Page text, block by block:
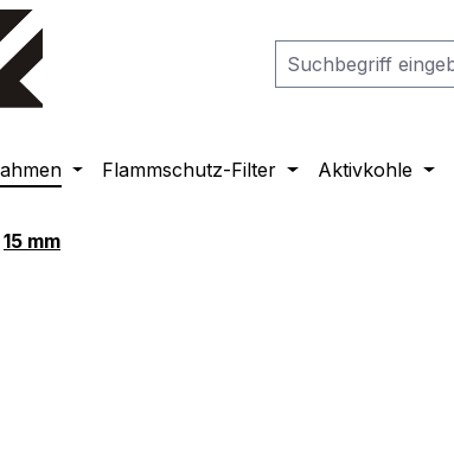
Flammschutz-Filter Aktivkohle
15 mm